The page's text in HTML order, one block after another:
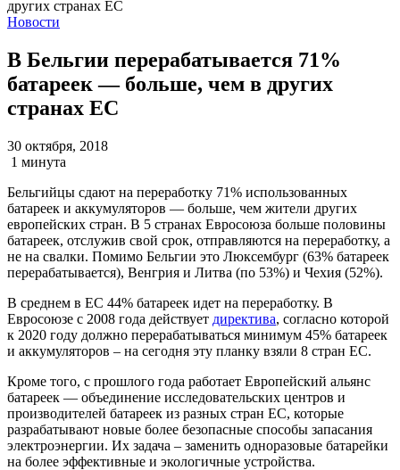
Новости
В Бельгии перерабатывается 71%
батареек — больше, чем в других
странах ЕС
30 октября, 2018
1 минута
Бельгийцы сдают на переработку 71% использованных
батареек и аккумуляторов — больше, чем жители других
европейских стран. В 5 странах Евросоюза больше половины
батареек, отслужив свой срок, отправляются на переработку, а
не на свалки. Помимо Бельгии это Люксембург (63% батареек
перерабатывается), Венгрия и Литва (по 53%) и Чехия (52%).
В среднем в ЕС 44% батареек идет на переработку. В
Евросоюзе с 2008 года действует директива, согласно которой
к 2020 году должно перерабатываться минимум 45% батареек
и аккумуляторов – на сегодня эту планку взяли 8 стран ЕС.
Кроме того, с прошлого года работает Европейский альянс
батареек — объединение исследовательских центров и
производителей батареек из разных стран ЕС, которые
разрабатывают новые более безопасные способы запасания
электроэнергии. Их задача – заменить одноразовые батарейки
на более эффективные и экологичные устройства.